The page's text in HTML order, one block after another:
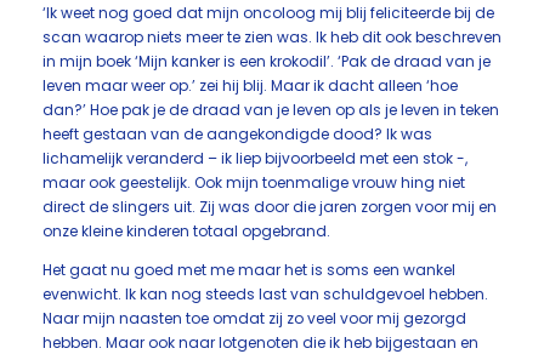
‘Ik weet nog goed dat mijn oncoloog mij blij feliciteerde bij de
scan waarop niets meer te zien was. Ik heb dit ook beschreven
in mijn boek ‘Mijn kanker is een krokodil’. ‘Pak de draad van je
leven maar weer op.’ zei hij blij. Maar ik dacht alleen ‘hoe
dan?’ Hoe pak je de draad van je leven op als je leven in teken
heeft gestaan van de aangekondigde dood? Ik was
lichamelijk veranderd – ik liep bijvoorbeeld met een stok -,
maar ook geestelijk. Ook mijn toenmalige vrouw hing niet
direct de slingers uit. Zij was door die jaren zorgen voor mij en
onze kleine kinderen totaal opgebrand.
Het gaat nu goed met me maar het is soms een wankel
evenwicht. Ik kan nog steeds last van schuldgevoel hebben.
Naar mijn naasten toe omdat zij zo veel voor mij gezorgd
hebben. Maar ook naar lotgenoten die ik heb bijgestaan en